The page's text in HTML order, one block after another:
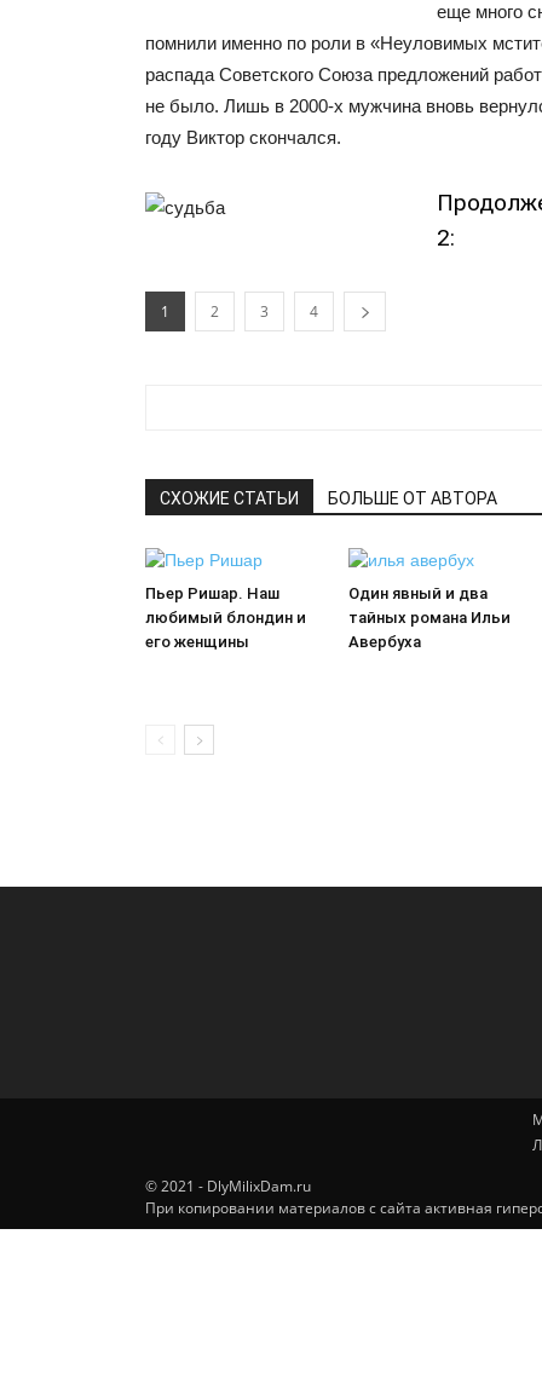
еще много
помнили именно по роли в «Неуловимых
распада Советского Союза предложений
не было. Лишь в 2000-х мужчина вновь
году Виктор скончался.
2:
1 2 3 4
СХОЖИЕ СТАТЬИ БОЛЬШЕ ОТ АВТОРА
Пьер Ришар. Наш
любимый блондин и
его женщины
Один явный и два
тайных романа Ильи
Авербуха
© 2021 - DlyMilixDam.ru
При копировании материалов с сайта активная